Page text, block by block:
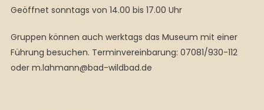
Geöffnet sonntags von 14.00 bis 17.00 Uhr
Gruppen können auch werktags das Museum mit einer
Führung besuchen. Terminvereinbarung: 07081/930-112
oder m.lahmann@bad-wildbad.de